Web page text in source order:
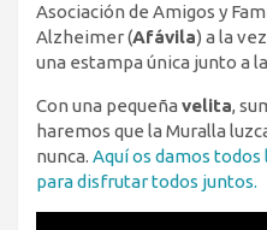
Asociación de Amigos y
Alzheimer (Afávila) a la
una estampa única junto a
Con una pequeña velita,
haremos que la Muralla
nunca. Aquí os damos
para disfrutar todos juntos.